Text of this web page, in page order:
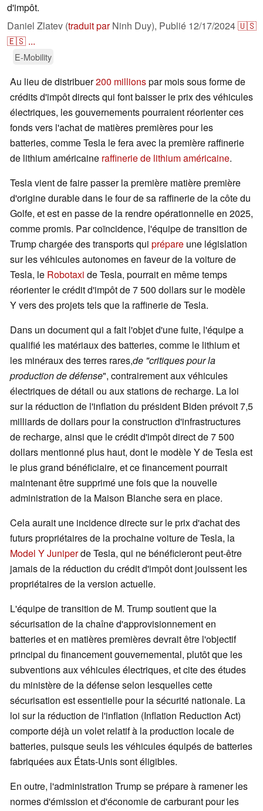
d'impôt.
Daniel Zlatev (traduit parNinh Duy), Publié 12/17/2024🇺🇸
🇪🇸 ...
E-Mobility
Au lieu de distribuer200 millionspar mois sous forme de
crédits d'impôt directs qui font baisser le prix des véhicules
électriques, les gouvernements pourraient réorienter ces
fonds vers l'achat de matières premières pour les
batteries, comme Tesla le fera avec la première raffinerie
de lithium américaine raffinerie de lithium américaine.
Tesla vient de faire passer la première matière première
d'origine durable dans le four de sa raffinerie de la côte du
Golfe, et est en passe de la rendre opérationnelle en 2025,
comme promis. Par coïncidence, l'équipe de transition de
Trump chargée des transports qui prépare une législation
sur les véhicules autonomes en faveur de la voiture de
Tesla, le Robotaxi de Tesla, pourrait en même temps
réorienter le crédit d'impôt de 7 500 dollars sur le modèle
Y vers des projets tels que la raffinerie de Tesla.
Dans un document qui a fait l'objet d'une fuite, l'équipe a
qualifié les matériaux des batteries, comme le lithium et
les minéraux des terres rares,de "critiques pour la
production de défense", contrairement aux véhicules
électriques de détail ou aux stations de recharge. La loi
sur la réduction de l'inflation du président Biden prévoit 7,5
milliards de dollars pour la construction d'infrastructures
de recharge, ainsi que le crédit d'impôt direct de 7 500
dollars mentionné plus haut, dont le modèle Y de Tesla est
le plus grand bénéficiaire, et ce financement pourrait
maintenant être supprimé une fois que la nouvelle
administration de la Maison Blanche sera en place.
Cela aurait une incidence directe sur le prix d'achat des
futurs propriétaires de la prochaine voiture de Tesla, la
Model Y Juniperde Tesla, qui ne bénéficieront peut-être
jamais de la réduction du crédit d'impôt dont jouissent les
propriétaires de la version actuelle.
L'équipe de transition de M. Trump soutient que la
sécurisation de la chaîne d'approvisionnement en
batteries et en matières premières devrait être l'objectif
principal du financement gouvernemental, plutôt que les
subventions aux véhicules électriques, et cite des études
du ministère de la défense selon lesquelles cette
sécurisation est essentielle pour la sécurité nationale. La
loi sur la réduction de l'inflation (Inflation Reduction Act)
comporte déjà un volet relatif à la production locale de
batteries, puisque seuls les véhicules équipés de batteries
fabriquées aux États-Unis sont éligibles.
En outre, l'administration Trump se prépare à ramener les
normes d'émission et d'économie de carburant pour les